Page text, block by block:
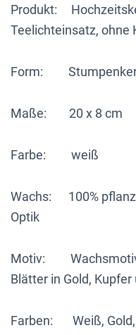
Wachsmotive,
personalisiert
Produkt:
Teelichteinsatz, ohne
Form:
Maße: 20 x 8 cm
Farbe: weiß
Wachs: 100%
Optik
Motiv:
Blätter in Gold, Kupfer
Farben: Weiß, Gold,